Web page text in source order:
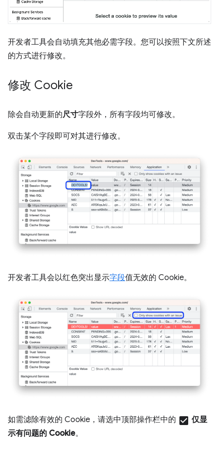
开发者工具会自动填充其他必需字段。您可以按照下文所述
的方式进行修改。
修改 Cookie
除会自动更新的尺寸字段外，所有字段均可修改。
双击某个字段即可对其进行修改。
开发者工具会以红色突出显示字段值无效的 Cookie。
如需滤除有效的 Cookie，请选中顶部操作栏中的 check_box 仅显
示有问题的 Cookie。